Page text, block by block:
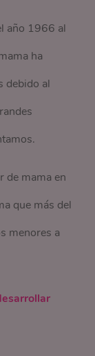
año 1966 al
ha
debido al
de mama en
que más del
menores a